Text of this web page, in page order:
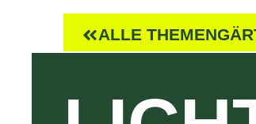
ALLE